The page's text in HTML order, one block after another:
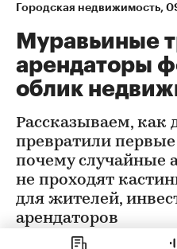
Городская недвижимость⁠,
Муравьиные
арендаторы
облик
Рассказываем, как
превратили
почему случайные
не проходят
для жителей,
арендаторов